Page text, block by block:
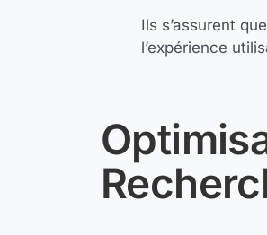
Ils s’assurent
l’expérience